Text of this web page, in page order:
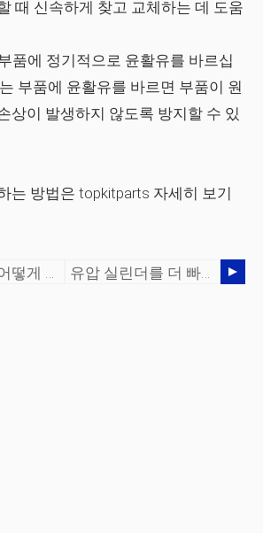
때 신속하게 찾고 교체하는 데 도움
품에 정기적으로 윤활유를 바르십
부품에 윤활유를 바르면 부품이 원
상이 발생하지 않도록 방지할 수 있
는 방법은 topkitparts 자세히 보기
유압 펌프는 어떻게 청소합니까? 유압 실린더를 더 빠르게 만드는 방법은 무엇입니까?